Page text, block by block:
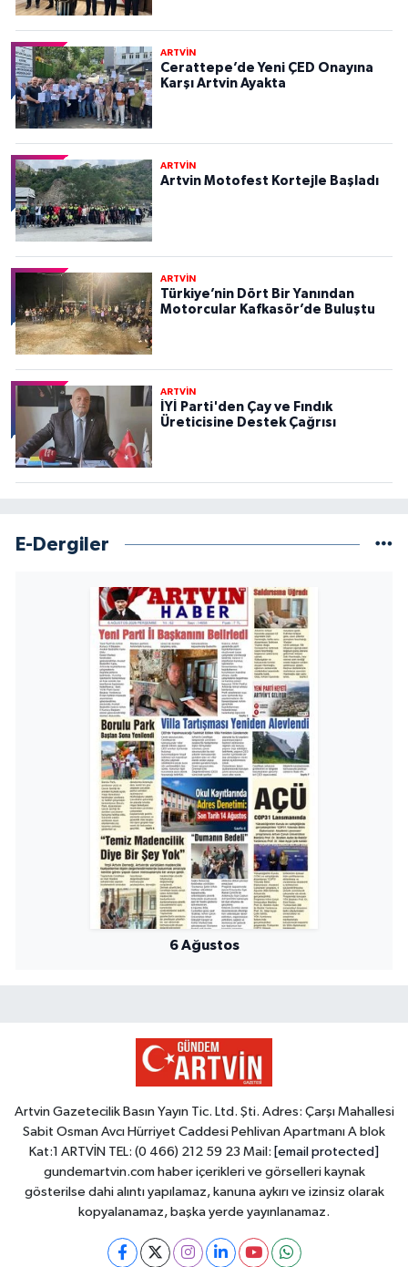
ARTVİN
Cerattepe’de Yeni ÇED Onayına
Karşı Artvin Ayakta
ARTVİN
Artvin Motofest Kortejle Başladı
ARTVİN
Türkiye’nin Dört Bir Yanından
Motorcular Kafkasör’de Buluştu
ARTVİN
İYİ Parti'den Çay ve Fındık
Üreticisine Destek Çağrısı
E-Dergiler
6 Ağustos
Artvin Gazetecilik Basın Yayın Tic. Ltd. Şti. Adres: Çarşı Mahallesi
Sabit Osman Avcı Hürriyet Caddesi Pehlivan Apartmanı A blok
Kat:1 ARTVİN TEL: (0 466) 212 59 23 Mail: [email protected]
gundemartvin.com haber içerikleri ve görselleri kaynak
gösterilse dahi alıntı yapılamaz, kanuna aykırı ve izinsiz olarak
kopyalanamaz, başka yerde yayınlanamaz.